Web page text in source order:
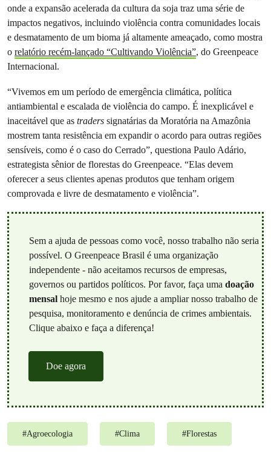
onde a expansão acelerada da cultura da soja traz uma série de
impactos negativos, incluindo violência contra comunidades locais
e desmatamento de um bioma já altamente ameaçado, como mostra
o relatório recém-lançado “Cultivando Violência”, do Greenpeace
Internacional.
“Vivemos em um período de emergência climática, política
antiambiental e escalada de violência do campo. É inexplicável e
inaceitável que as traders signatárias da Moratória na Amazônia
mostrem tanta resistência em expandir o acordo para outras regiões
sensíveis, como é o caso do Cerrado”, questiona Paulo Adário,
estrategista sênior de florestas do Greenpeace. “Elas devem
oferecer a seus clientes apenas produtos que tenham origem
comprovada e livre de desmatamento e violência”.
Sem a ajuda de pessoas como você, nosso trabalho não seria
possível. O Greenpeace Brasil é uma organização
independente - não aceitamos recursos de empresas,
governos ou partidos políticos. Por favor, faça uma doação
mensalhoje mesmo e nos ajude a ampliar nosso trabalho de
pesquisa, monitoramento e denúncia de crimes ambientais.
Clique abaixo e faça a diferença!
Doe agora
#Agroecologia #Clima #Florestas